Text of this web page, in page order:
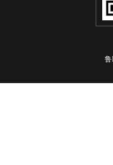
鲁